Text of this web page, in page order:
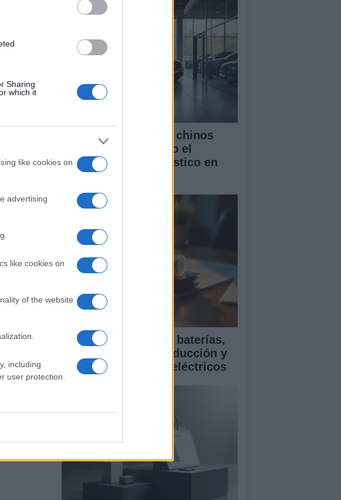
Sharing
which it
like cookies on
advertising
like cookies on
of the website
including
user protection.
sus
una
y
Cómo los vehículos chinos
están transformando el
mercado automovilístico en
España
Guía para comparar baterías,
asistencias a la conducción y
garantía en coches eléctricos